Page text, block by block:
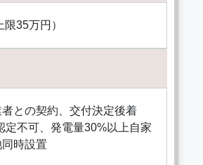
35万円）
との契約、交付決定後着
定不可、発電量30%以上自家
時設置